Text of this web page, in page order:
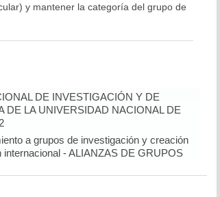
y mantener la categoría del grupo de
DE INVESTIGACIÓN Y DE
DE LA UNIVERSIDAD NACIONAL DE
a grupos de investigación y creación
- ALIANZAS DE GRUPOS